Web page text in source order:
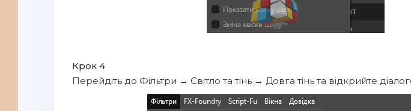
Крок 4
Перейдіть до Фільтри → Світло та тінь → Довга тінь та відкрийте